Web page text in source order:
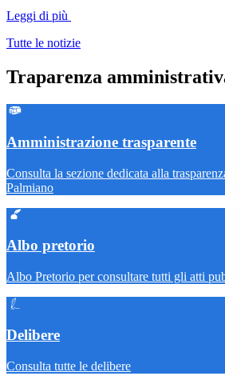
Leggi di più
Tutte le notizie
Traparenza
Amministrazione trasparente
Consulta la sezione dedicata alla
Palmiano
Albo pretorio
Albo Pretorio per consultare tutti gli atti
Delibere
Consulta tutte le delibere